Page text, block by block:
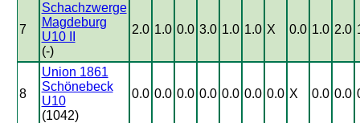
7
Schachzwerge
Magdeburg
U10 II
(-)
2.0 1.0 0.0 3.0 1.0 1.0 X 0.0 1.0 2.0
8
Union 1861
Schönebeck
U10
(1042)
0.0 0.0 0.0 0.0 0.0 0.0 0.0 X 0.0 0.0